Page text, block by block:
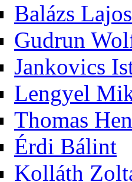
Ba­lázs La­jos
Gud­run
Jan­ko­vics
Len­gyel
Tho­mas
Ér­di Bá­lint
Kol­láth